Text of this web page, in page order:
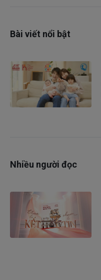
Bài viết nổi bật
Nhiều người đọc